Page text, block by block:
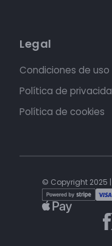
Legal
Condiciones de uso
Política de
Política de cookies
© Copyright 2025